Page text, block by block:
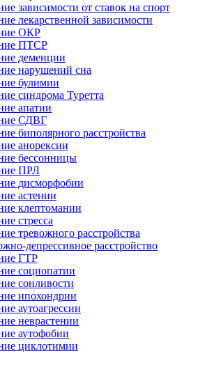
зависимости от ставок на спорт
лекарственной зависимости
ОКР
ПТСР
деменции
нарушений сна
булимии
синдрома Туретта
апатии
СДВГ
биполярного расстройства
анорексии
бессонницы
ПРЛ
дисморфобии
астении
клептомании
стресса
тревожного расстройства
депрессивное расстройство
ГТР
социопатии
сонливости
ипохондрии
аутоагрессии
неврастении
аутофобии
циклотимии